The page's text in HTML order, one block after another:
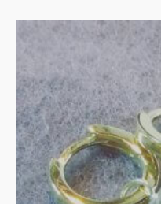
Vergulde
€